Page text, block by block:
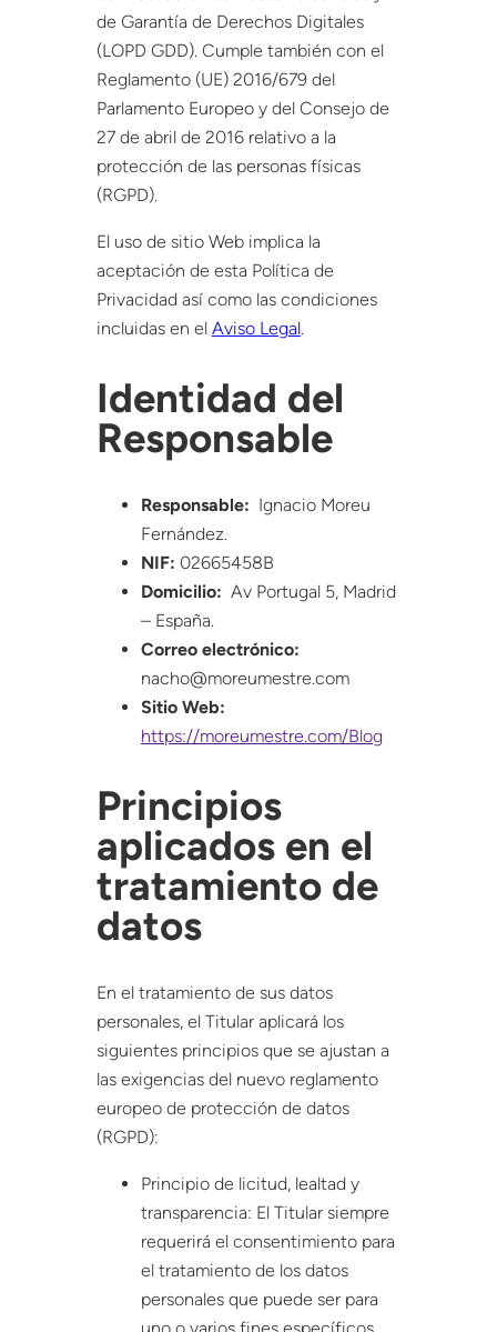
de Garantía de Derechos Digitales
(LOPD GDD). Cumple también con el
Reglamento (UE) 2016/679 del
Parlamento Europeo y del Consejo de
27 de abril de 2016 relativo a la
protección de las personas físicas
(RGPD).
El uso de sitio Web implica la
aceptación de esta Política de
Privacidad así como las condiciones
incluidas en el Aviso Legal.
Identidad del
Responsable
Responsable: Ignacio Moreu
Fernández.
NIF: 02665458B
Domicilio: Av Portugal 5, Madrid
– España.
Correo electrónico:
nacho@moreumestre.com
Sitio Web:
https://moreumestre.com/Blog
Principios
aplicados en el
tratamiento de
datos
En el tratamiento de sus datos
personales, el Titular aplicará los
siguientes principios que se ajustan a
las exigencias del nuevo reglamento
europeo de protección de datos
(RGPD):
Principio de licitud, lealtad y
transparencia: El Titular siempre
requerirá el consentimiento para
el tratamiento de los datos
personales que puede ser para